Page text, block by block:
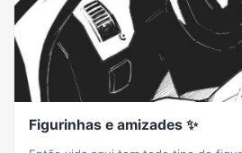
Figurinhas e amizades ✨